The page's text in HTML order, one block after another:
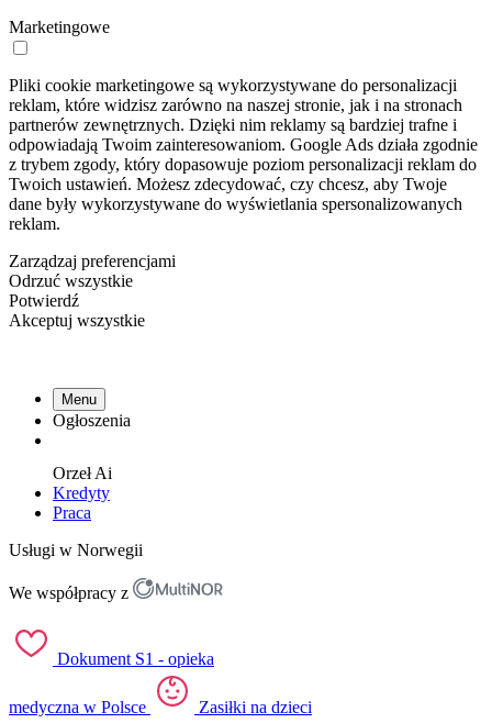
Marketingowe
Pliki cookie marketingowe są wykorzystywane do personalizacji
reklam, które widzisz zarówno na naszej stronie, jak i na stronach
partnerów zewnętrznych. Dzięki nim reklamy są bardziej trafne i
odpowiadają Twoim zainteresowaniom. Google Ads działa zgodnie
z trybem zgody, który dopasowuje poziom personalizacji reklam do
Twoich ustawień. Możesz zdecydować, czy chcesz, aby Twoje
dane były wykorzystywane do wyświetlania spersonalizowanych
reklam.
Zarządzaj preferencjami
Odrzuć wszystkie
Potwierdź
Akceptuj wszystkie
Menu
Ogłoszenia
OrzełAi
Kredyty
Praca
Usługi w Norwegii
We współpracy z
Dokument S1 - opieka
medyczna w Polsce Zasiłki na dzieci